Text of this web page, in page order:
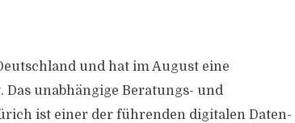
und hat im August eine
unabhängige Beratungs- und
ist einer der führenden digitalen Daten-